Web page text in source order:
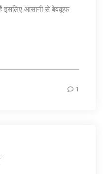
इसलिए आसानी से बेवकूफ
1